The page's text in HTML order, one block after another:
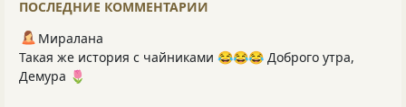
ПОСЛЕДНИЕ КОММЕНТАРИИ
Миралана
Такая же история с чайниками 😂😂😂 Доброго утра,
Демура 🌷